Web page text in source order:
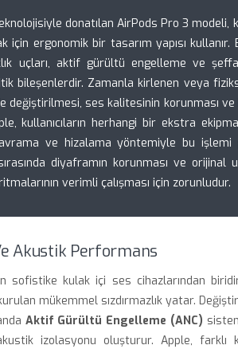
donatılan AirPods Pro 3 modeli,
ergonomik bir tasarım yapısı kullanır.
uçları, aktif gürültü engelleme ve
bileşenlerdir. Zamanla kirlenen veya
değiştirilmesi, ses kalitesinin korunması ve
kullanıcıların herhangi bir ekstra
ve hizalama yöntemiyle bu işlemi
diyaframın korunması ve orijinal
verimli çalışması için zorunludur.
Akustik Performans
sofistike kulak içi ses cihazlarından
mükemmel sızdırmazlık yatar.
Aktif Gürültü Engelleme (ANC)
izolasyonu oluşturur. Apple, farklı